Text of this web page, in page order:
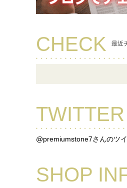
CHECK 最近
TWITTER
@premiumstone7さんのツ
SHOP